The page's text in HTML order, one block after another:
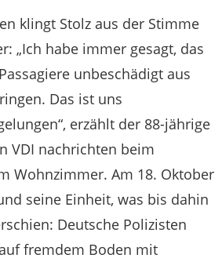
klingt Stolz aus der Stimme
„Ich habe immer gesagt, das
unbeschädigt aus
Das ist uns
erzählt der 88-jährige
VDI nachrichten beim
Wohnzimmer. Am 18. Oktober
seine Einheit, was bis dahin
Deutsche Polizisten
fremdem Boden mit